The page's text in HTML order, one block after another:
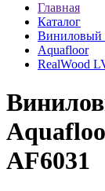
Главная
Каталог
Виниловый
Aquafloor
RealWood
AF6031